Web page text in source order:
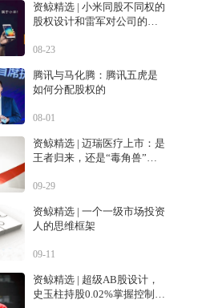
资鲸精选 | 小米同股不同权的
股权设计和雷军对公司的控
08-23
腾讯与马化腾：腾讯五虎是
如何分配股权的
08-01
资鲸精选 | 迈瑞医疗上市：是
王者归来，还是“毒角兽”降
09-29
资鲸精选 | 一个一级市场投资
人的思维框架
09-11
资鲸精选 | 超级AB股设计，
史玉柱持股0.02%掌握控制权